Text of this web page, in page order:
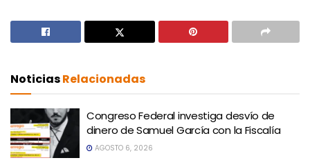
NoticiasRelacionadas
Congreso Federal investiga desvío de
dinero de Samuel García con la Fiscalía
AGOSTO 6, 2026